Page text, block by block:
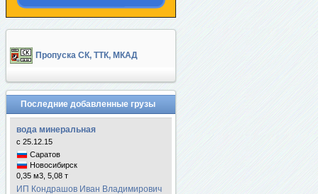
Пропуска СК, ТТК, МКАД
Последние добавленные грузы
вода минеральная
с 25.12.15
Саратов
Новосибирск
0,35 м3, 5,08 т
ИП Кондрашов Иван Владимирович